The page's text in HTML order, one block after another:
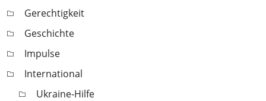
Gerechtigkeit
Geschichte
Impulse
International
Ukraine-Hilfe